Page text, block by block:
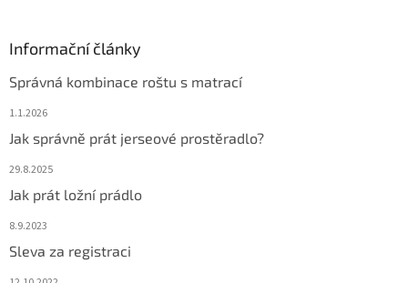
Informační články
Správná kombinace roštu s matrací
1.1.2026
Jak správně prát jerseové prostěradlo?
29.8.2025
Jak prát ložní prádlo
8.9.2023
Sleva za registraci